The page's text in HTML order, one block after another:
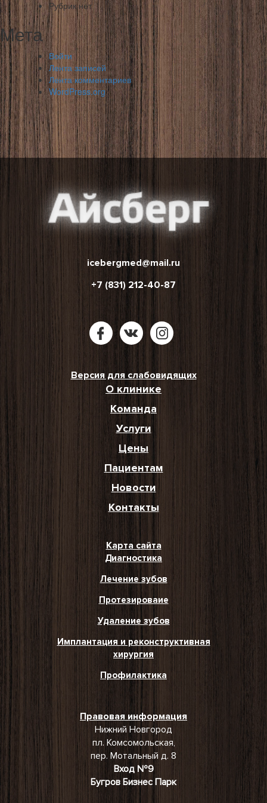
Рубрик нет
Мета
Войти
Лента записей
Лента комментариев
WordPress.org
icebergmed@mail.ru
+7 (831) 212-40-87
Версия для слабовидящих
О клинике
Команда
Услуги
Цены
Пациентам
Новости
Контакты
Карта сайта
Диагностика
Лечение зубов
Протезироваие
Удаление зубов
Имплантация и реконструктивная
хирургия
Профилактика
Правовая информация
Нижний Новгород
пл. Комсомольская,
пер. Мотальный д. 8
Вход №9
Бугров Бизнес Парк